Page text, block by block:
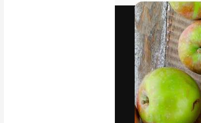
Videolar
Video çekimleri
Hareketli grafikler
Video şablonları
Simgeler
3D Modeller
Yazı tipleri
En iyi
Kreatif
abone.